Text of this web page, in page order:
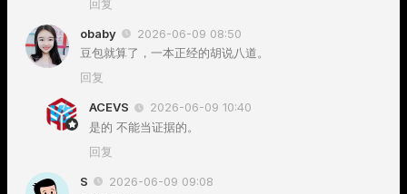
回复
obaby
2026-06-09 08:50
豆包就算了，一本正经的胡说八道。
回复
ACEVS
2026-06-09 10:40
是的 不能当证据的。
回复
S
2026-06-09 09:08